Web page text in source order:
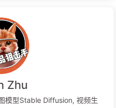
Zhu
模型Stable Diffusion, 视频生